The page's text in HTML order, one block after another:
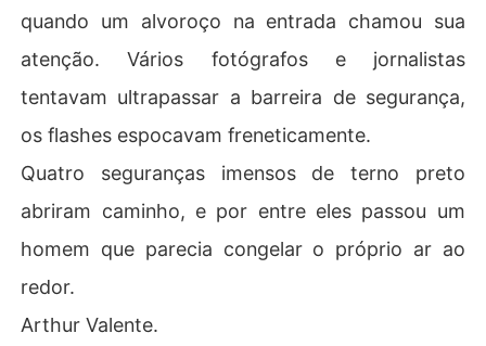
quando um alvoroço na entrada chamou sua
atenção. Vários fotógrafos e jornalistas
tentavam ultrapassar a barreira de segurança,
os flashes espocavam freneticamente.
​Quatro seguranças imensos de terno preto
abriram caminho, e por entre eles passou um
homem que parecia congelar o próprio ar ao
redor.
​Arthur Valente.